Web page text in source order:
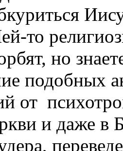
то
но
подобных
от
и даже в